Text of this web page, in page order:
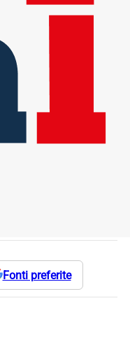
Fonti preferite